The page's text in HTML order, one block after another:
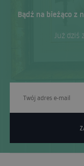
Bądź na bieżąco z
Już dziś